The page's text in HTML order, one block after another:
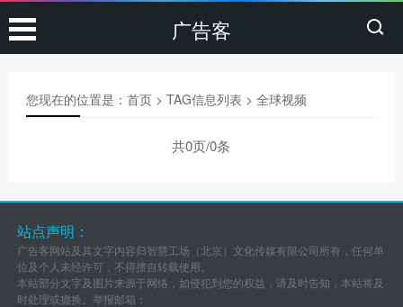
广告客
您现在的位置是： 首页> TAG信息列表 > 全球视频
共0页/0条
站点声明：
广告客网站及其文字内容归智慧工场（北京）文化传媒有限公司所有，任何单
位及个人未经许可，不得擅自转载使用。
本站部分文字及图片来源于网络，如侵犯到您的权益，请及时告知，本站将及
时处理或撤换。举报邮箱：